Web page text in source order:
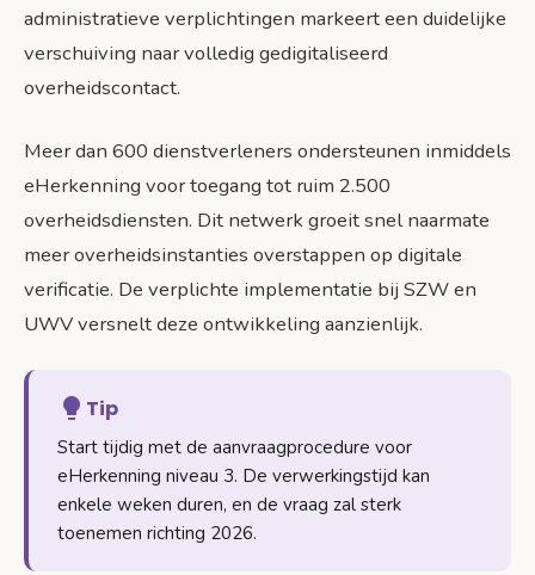
administratieve verplichtingen markeert een duidelijke
verschuiving naar volledig gedigitaliseerd
overheidscontact.
Meer dan 600 dienstverleners ondersteunen inmiddels
eHerkenning voor toegang tot ruim 2.500
overheidsdiensten. Dit netwerk groeit snel naarmate
meer overheidsinstanties overstappen op digitale
verificatie. De verplichte implementatie bij SZW en
UWV versnelt deze ontwikkeling aanzienlijk.
Tip
Start tijdig met de aanvraagprocedure voor
eHerkenning niveau 3. De verwerkingstijd kan
enkele weken duren, en de vraag zal sterk
toenemen richting 2026.